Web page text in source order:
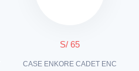
S/ 65
CASE ENKORE CADET ENC